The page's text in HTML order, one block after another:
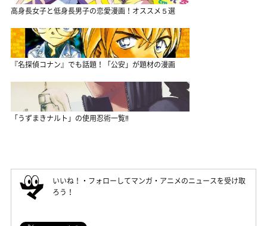
高身長女子と低身長男子の恋愛漫画！オススメ５選
『名探偵コナン』でも話題！「公安」が題材の漫画
「うずまきナルト」の使用忍術一覧‼
いいね！・フォローしてマンガ・アニメのニュースを受け取
ろう！